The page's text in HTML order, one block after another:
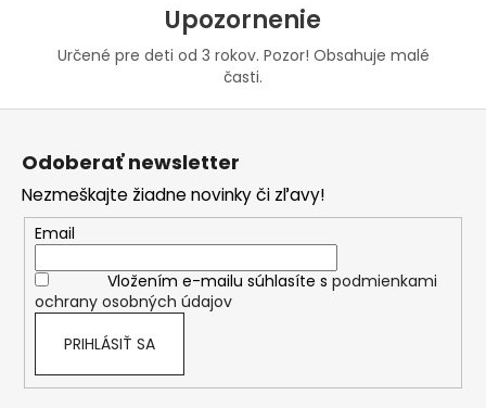
Upozornenie
Určené pre deti od 3 rokov. Pozor! Obsahuje malé
časti.
Odoberať newsletter
Nezmeškajte žiadne novinky či zľavy!
Email
Vložením e-mailu súhlasíte s podmienkami
ochrany osobných údajov
PRIHLÁSIŤ SA